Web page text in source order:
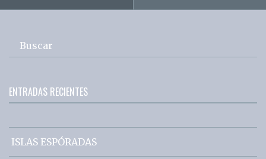
Buscar
ENTRADAS RECIENTES
ISLAS ESPÓRADAS